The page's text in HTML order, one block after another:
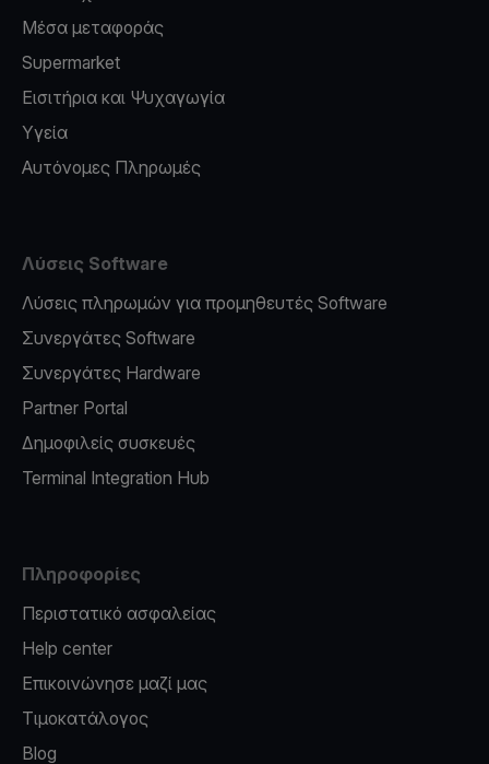
Μέσα μεταφοράς
Supermarket
Εισιτήρια και Ψυχαγωγία
Υγεία
Αυτόνομες Πληρωμές
Λύσεις Software
Λύσεις πληρωμών για προμηθευτές Software
Συνεργάτες Software
Συνεργάτες Hardware
Partner Portal
Δημοφιλείς συσκευές
Terminal Integration Hub
Πληροφορίες
Περιστατικό ασφαλείας
Help center
Επικοινώνησε μαζί μας
Τιμοκατάλογος
Blog